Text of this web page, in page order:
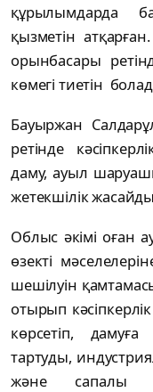
құрылымдарда
қызметін
орынбасары
көмегі тиетін
Бауыржан
ретінде
даму, ауыл
жетекшілік
Облыс әкімі оған
өзекті
шешілуін
отырып
көрсетіп,
тартуды,
және сапалы